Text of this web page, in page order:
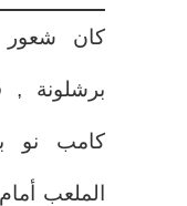
كان شعور
برشلونة ,
كامب نو
الملعب